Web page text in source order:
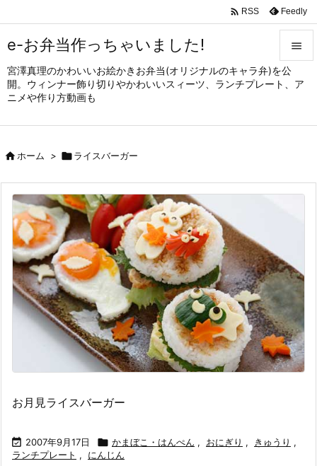
e-お弁当作っちゃいました!
宮澤真理のかわいいお絵かきお弁当(オリジナルのキャラ弁)を公
開。ウィンナー飾り切りやかわいいスィーツ、ランチプレート、ア
ニメや作り方動画も


メニュ
サイド

 RSS Feedly
ホーム > ライスバーガー
お月見ライスバーガー
 2007年9月17日  かまぼこ・はんぺん , おにぎり , きゅうり ,
ランチプレート , にんじん